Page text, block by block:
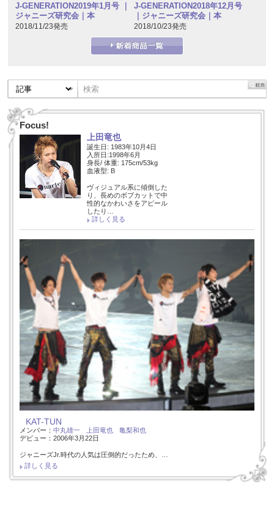
J-GENERATION2019年1月号 ｜
ジャニーズ研究会｜本
2018/11/23発売
J-GENERATION2018年12月号
｜ジャニーズ研究会｜本
2018/10/23発売
Focus!
上田竜也
誕生日: 1983年10月4日
入所日:1998年6月
身長/ 体重: 175cm/53kg
血液型: B
ヴィジュアル系に傾倒した
り、長めのボブカットで中
性的なかわいさをアピール
したり…
詳しく見る
KAT-TUN
メンバー： 中丸雄一 上田竜也
亀梨和也
デビュー：2006年3月22日
ジャニーズJr.時代の人気は圧倒的だったため、…
詳しく見る